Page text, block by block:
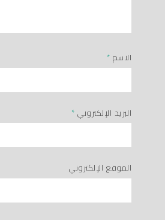
الاسم *
البريد الإلكتروني *
الموقع الإلكتروني